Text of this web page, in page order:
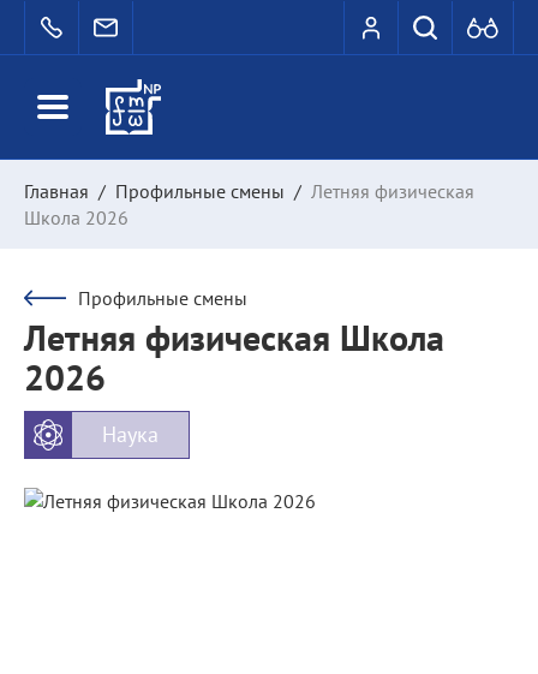
Главная / Профильные смены / Летняя физическая
Школа 2026
Профильные смены
Летняя физическая Школа
2026
Наука